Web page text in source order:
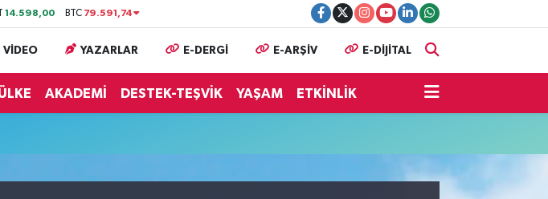
14.598,00 BTC 79.591,74
VİDEO YAZARLAR E-DERGİ E-ARŞİV E-DİJİTAL
AKADEMİ DESTEK-TEŞVİK YAŞAM ETKİNLİK